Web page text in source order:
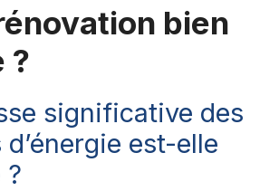
bien
?
significative des
est-elle
?